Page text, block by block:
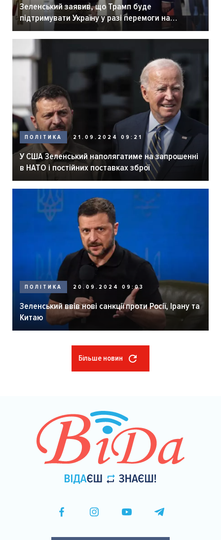
Зеленський заявив, що Трамп буде
підтримувати Україну у разі перемоги на
виборах
ПОЛІТИКА 21.09.2024 09:21
У США Зеленський наполягатиме на запрошенні
в НАТО і постійних поставках зброї
ПОЛІТИКА 20.09.2024 09:03
Зеленський ввів нові санкції проти Росії, Ірану та
Китаю
Більше новин